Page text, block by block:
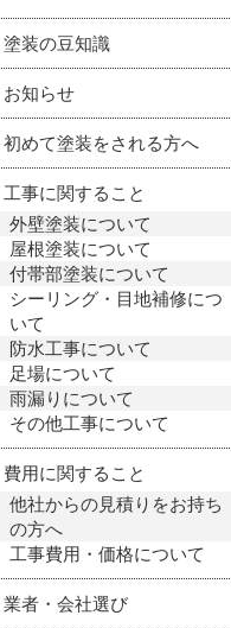
塗装の豆知識
お知らせ
初めて塗装をされる方へ
工事に関すること
外壁塗装について
屋根塗装について
付帯部塗装について
シーリング・目地補修につ
いて
防水工事について
足場について
雨漏りについて
その他工事について
費用に関すること
他社からの見積りをお持ち
の方へ
工事費用・価格について
業者・会社選び